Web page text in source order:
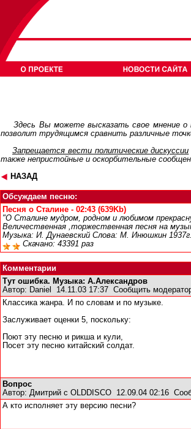
Здесь Вы можете высказать свое мнение
позволит трудящимся сравнить различные
Запрещается вести политические дискуcсии
также непристойные и оскорбительные
НАЗАД
Обсуждаем песню:
Песня о Сталине - 02:43 (639Kb)
"О Сталине мудром, родном и любимом
Величественная ,торжественная песня на
Музыка: И. Дунаевский Слова: М. Инюшкин
Скачано: 43391 раз
Комментарии
Тут ошибка. Музыка: А.Александров
Автор: Daniel 14.11.03 17:37 Сообщить
Классика жанра. И по словам и по музыке.
Заслуживает оценки 5, поскольку:
Поют эту песню и рикша и кули,
Посет эту песню китайский солдат.
Вопрос
Автор: Дмитрий с OLDDISCO 12.09.04 02:16
А кто исполняет эту версию песни?